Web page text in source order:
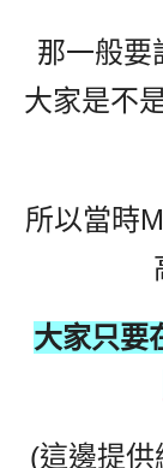
那一般要
大家是不
所以當時
大家只要
(這邊提